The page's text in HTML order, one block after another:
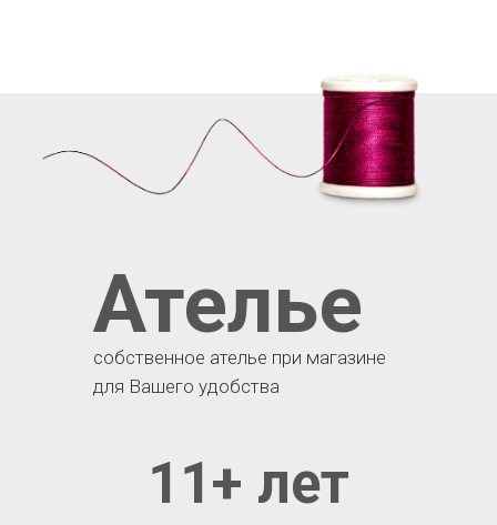
11+ лет
Ателье
собственное ателье при магазине
для Вашего удобства